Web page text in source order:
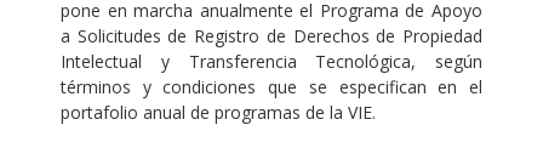
pone en marcha anualmente el Programa de Apoyo
a Solicitudes de Registro de Derechos de Propiedad
Intelectual y Transferencia Tecnológica, según
términos y condiciones que se especifican en el
portafolio anual de programas de la VIE.